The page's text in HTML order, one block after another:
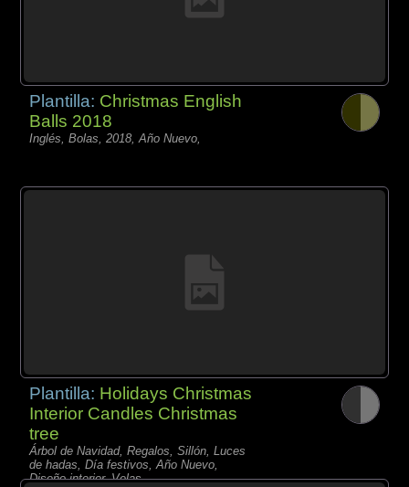
Plantilla: Christmas English
Balls 2018
Inglés, Bolas, 2018, Año Nuevo,
Plantilla: Holidays Christmas
Interior Candles Christmas
tree
Árbol de Navidad, Regalos, Sillón, Luces
de hadas, Día festivos, Año Nuevo,
Diseño interior, Velas,